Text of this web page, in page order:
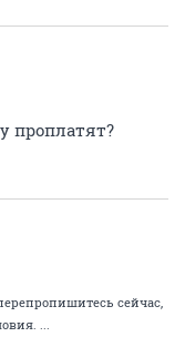
проплатят?
сейчас,
...